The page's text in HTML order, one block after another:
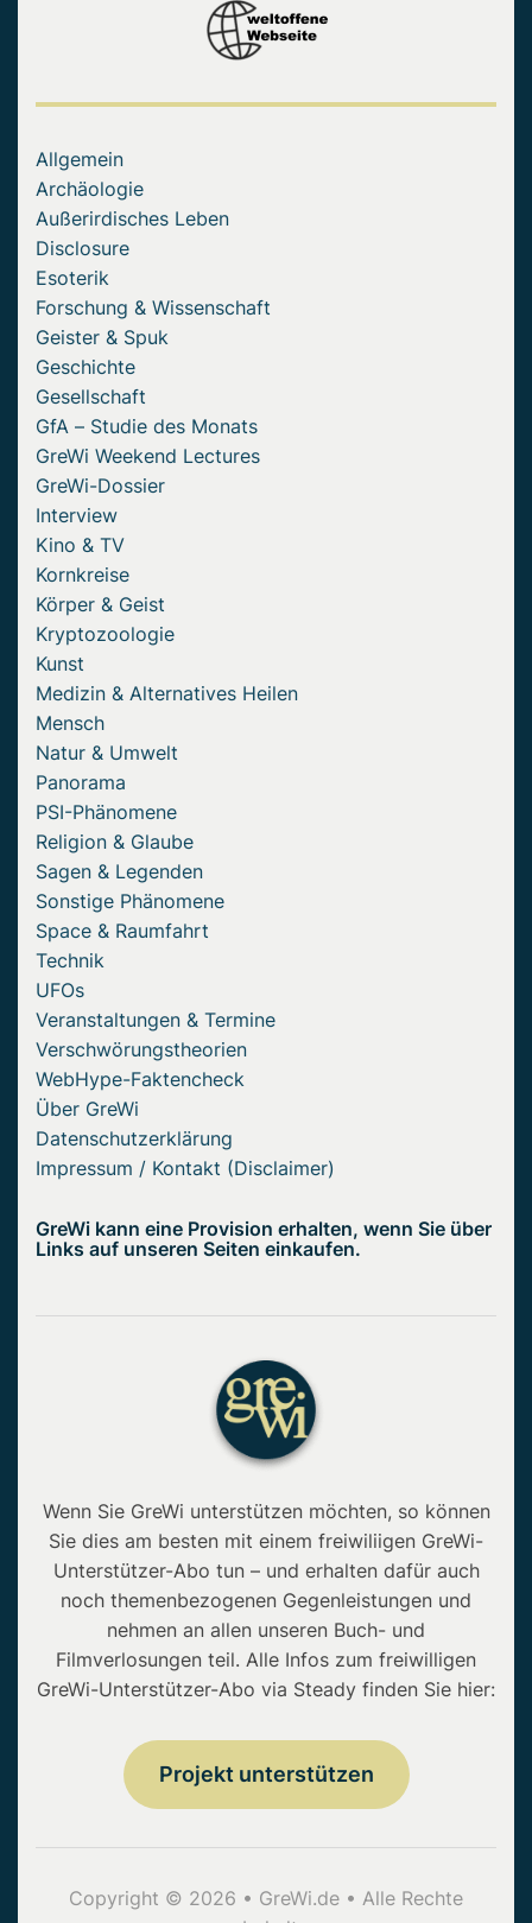
Allgemein
Archäologie
Außerirdisches Leben
Disclosure
Esoterik
Forschung & Wissenschaft
Geister & Spuk
Geschichte
Gesellschaft
GfA – Studie des Monats
GreWi Weekend Lectures
GreWi-Dossier
Interview
Kino & TV
Kornkreise
Körper & Geist
Kryptozoologie
Kunst
Medizin & Alternatives Heilen
Mensch
Natur & Umwelt
Panorama
PSI-Phänomene
Religion & Glaube
Sagen & Legenden
Sonstige Phänomene
Space & Raumfahrt
Technik
UFOs
Veranstaltungen & Termine
Verschwörungstheorien
WebHype-Faktencheck
Über GreWi
Datenschutzerklärung
Impressum / Kontakt (Disclaimer)
GreWi kann eine Provision erhalten, wenn Sie über
Links auf unseren Seiten einkaufen.
Wenn Sie GreWi unterstützen möchten, so können
Sie dies am besten mit einem freiwiliigen GreWi-
Unterstützer-Abo tun – und erhalten dafür auch
noch themenbezogenen Gegenleistungen und
nehmen an allen unseren Buch- und
Filmverlosungen teil. Alle Infos zum freiwilligen
GreWi-Unterstützer-Abo via Steady finden Sie hier:
Projekt unterstützen
Copyright © 2026 • GreWi.de • Alle Rechte